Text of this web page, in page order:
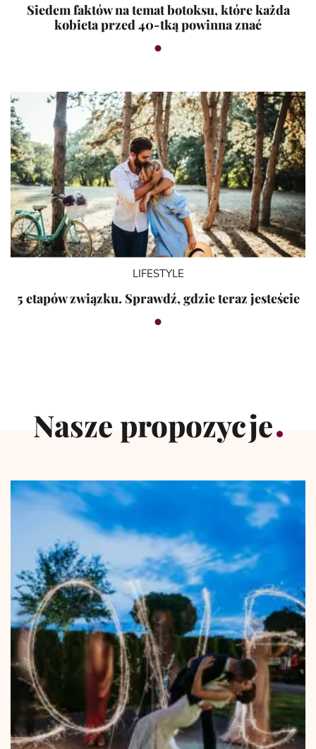
Siedem faktów na temat botoksu, które każda
kobieta przed 40-tką powinna znać
LIFESTYLE
5 etapów związku. Sprawdź, gdzie teraz jesteście
Nasze propozycje